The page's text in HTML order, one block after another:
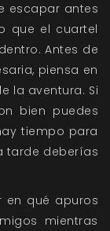
escapar antes
que el cuartel
Antes de
piensa en
la aventura. Si
bien puedes
tiempo para
tarde deberías
en qué apuros
mientras